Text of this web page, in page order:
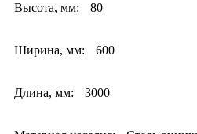
Высота, мм: 80
Ширина, мм: 600
Длина, мм: 3000